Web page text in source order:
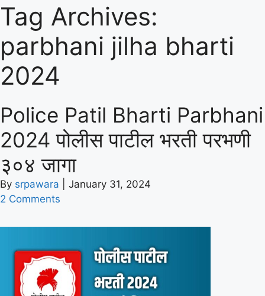
Tag Archives:
parbhani jilha bharti
2024
Police Patil Bharti Parbhani
2024 पोलीस पाटील भरती परभणी
३०४ जागा
By srpawara
January 31, 2024
2 Comments